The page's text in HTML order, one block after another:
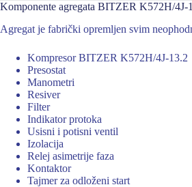
Komponente agregata BITZER K572H/4J-
Agregat je fabrički opremljen svim
Kompresor BITZER K572H/4J-13.2
Presostat
Manometri
Resiver
Filter
Indikator protoka
Usisni i potisni ventil
Izolacija
Relej asimetrije faza
Kontaktor
Tajmer za odloženi start